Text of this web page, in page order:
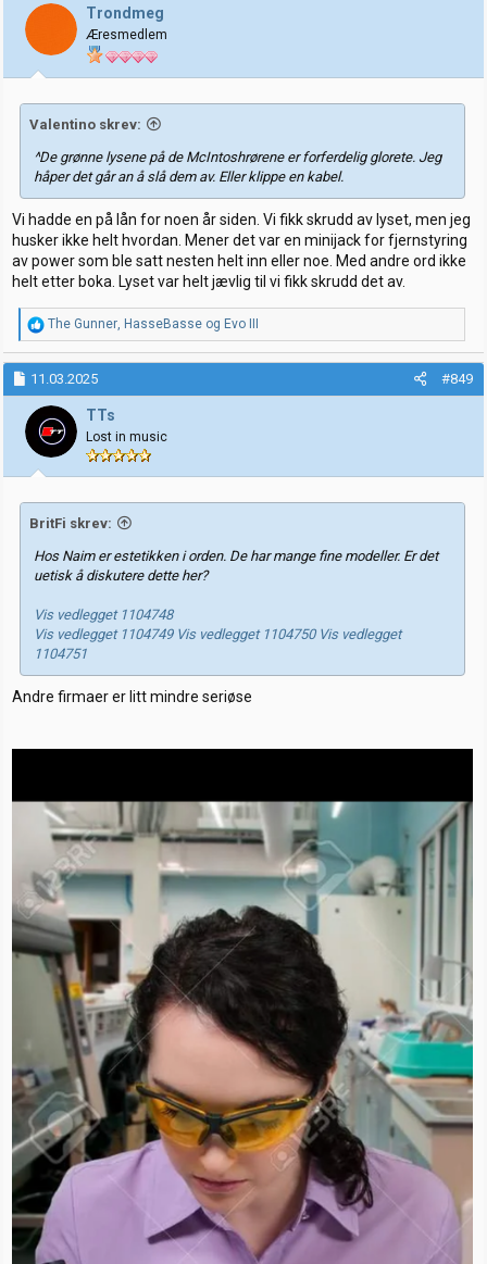
j
e
r
Trondmeg
Æresmedlem
Valentino skrev:
^De grønne lysene på de McIntoshrørene er forferdelig glorete. Jeg
håper det går an å slå dem av. Eller klippe en kabel.
Vi hadde en på lån for noen år siden. Vi fikk skrudd av lyset, men jeg
husker ikke helt hvordan. Mener det var en minijack for fjernstyring
av power som ble satt nesten helt inn eller noe. Med andre ord ikke
helt etter boka. Lyset var helt jævlig til vi fikk skrudd det av.
R
e
a
k
s
j
o
n
e
r
The Gunner, HasseBasse og Evo III
11.03.2025 #849
TTs
Lost in music
BritFi skrev:
Hos Naim er estetikken i orden. De har mange fine modeller. Er det
uetisk å diskutere dette her?
Vis vedlegget 1104748
Vis vedlegget 1104749 Vis vedlegget 1104750 Vis vedlegget
1104751
Andre firmaer er litt mindre seriøse